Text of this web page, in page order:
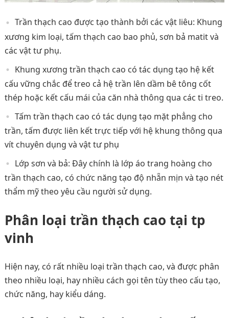
Trần thạch cao được tạo thành bởi các vật liêu: Khung
xương kim loại, tấm thạch cao bao phủ, sơn bả matit và
các vật tư phụ.
Khung xương trần thạch cao có tác dụng tạo hệ kết
cấu vững chắc để treo cả hệ trần lên dầm bê tông cốt
thép hoặc kết cấu mái của căn nhà thông qua các ti treo.
Tấm trần thạch cao có tác dụng tạo mặt phẳng cho
trần, tấm được liên kết trực tiếp với hệ khung thông qua
vít chuyên dụng và vật tư phụ
Lớp sơn và bả: Đây chính là lớp áo trang hoàng cho
trần thạch cao, có chức năng tạo độ nhẵn mịn và tạo nét
thẩm mỹ theo yêu cầu người sử dụng.
Phân loại trần thạch cao tại tp
vinh
Hiện nay, có rất nhiều loại trần thạch cao, và được phân
theo nhiều loại, hay nhiều cách gọi tên tùy theo cấu tạo,
chức năng, hay kiểu dáng.